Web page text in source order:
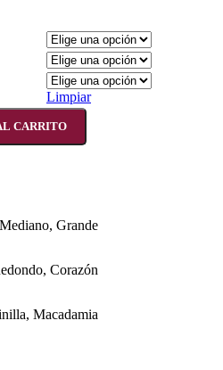
Limpiar
CARRITO
Mediano, Grande
, Corazón
, Macadamia